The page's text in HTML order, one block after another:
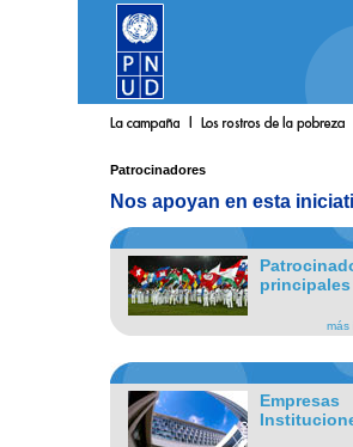
Patrocinadores
Nos apoyan en esta
principales
más
Empresas